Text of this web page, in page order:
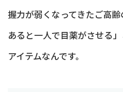
握力が弱くなってきたご高
あると一人で目薬がさせる
アイテムなんです。